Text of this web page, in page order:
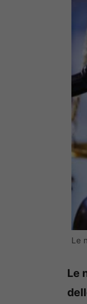
Le
Le